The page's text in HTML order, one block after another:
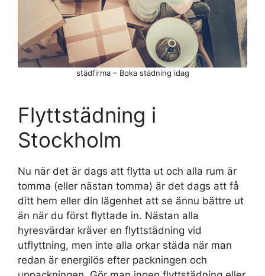
Flyttstädning i
Stockholm
Nu när det är dags att flytta ut och alla rum är
tomma (eller nästan tomma) är det dags att få
ditt hem eller din lägenhet att se ännu bättre ut
än när du först flyttade in. Nästan alla
hyresvärdar kräver en flyttstädning vid
utflyttning, men inte alla orkar städa när man
redan är energilös efter packningen och
städfirma – Boka städning idag